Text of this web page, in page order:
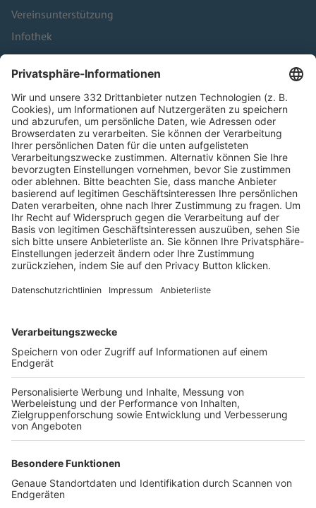
Vereinsunterstützung
Infothek
Kontakt
HÄUFIG BESUCHTE SEITEN
Pässe und Vereinswechsel
Trainerausbildung
Schulungsangebot Vereinsmitarbeiter
BFV-Geschäftsstellen
Trainerbörse
Login SpielPlus
FOLGE DEM BFV
TOP-VEREINE
TOP-PARTNER